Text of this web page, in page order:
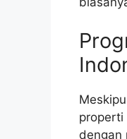
properti
dengan